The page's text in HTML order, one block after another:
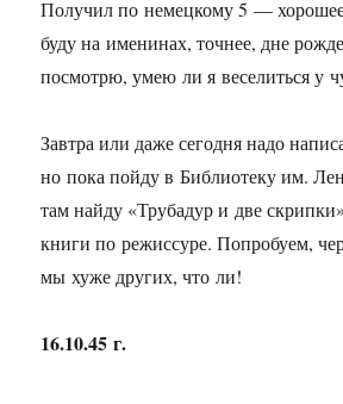
Получил по немецкому 5 — хорошее
буду на именинах, точнее, дне
посмотрю, умею ли я веселиться у
Завтра или даже сегодня надо
но пока пойду в Библиотеку им.
там найду «Трубадур и две
книги по режиссуре. Попробуем,
мы хуже других, что ли!
16.10.45 г.